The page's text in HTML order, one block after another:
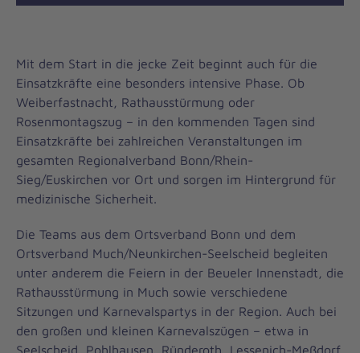
Mit dem Start in die jecke Zeit beginnt auch für die
Einsatzkräfte eine besonders intensive Phase. Ob
Weiberfastnacht, Rathausstürmung oder
Rosenmontagszug – in den kommenden Tagen sind
Einsatzkräfte bei zahlreichen Veranstaltungen im
gesamten Regionalverband Bonn/Rhein-
Sieg/Euskirchen vor Ort und sorgen im Hintergrund für
medizinische Sicherheit.
Die Teams aus dem Ortsverband Bonn und dem
Ortsverband Much/Neunkirchen-Seelscheid begleiten
unter anderem die Feiern in der Beueler Innenstadt, die
Rathausstürmung in Much sowie verschiedene
Sitzungen und Karnevalspartys in der Region. Auch bei
den großen und kleinen Karnevalszügen – etwa in
Seelscheid, Pohlhausen, Ründeroth, Lessenich-Meßdorf